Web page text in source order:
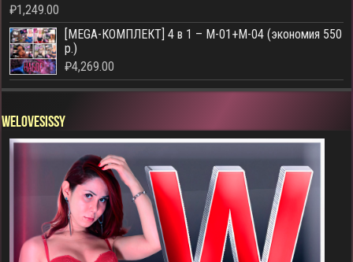
₽1,249.00
[MEGA-КОМПЛЕКТ] 4 в 1 – M-01+M-04 (экономия 550
р.)
₽4,269.00
WELOVESISSY